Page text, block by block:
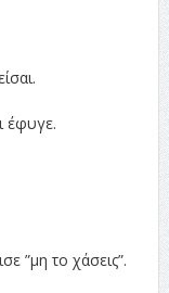
έφυγε.
”μη το χάσεις”.